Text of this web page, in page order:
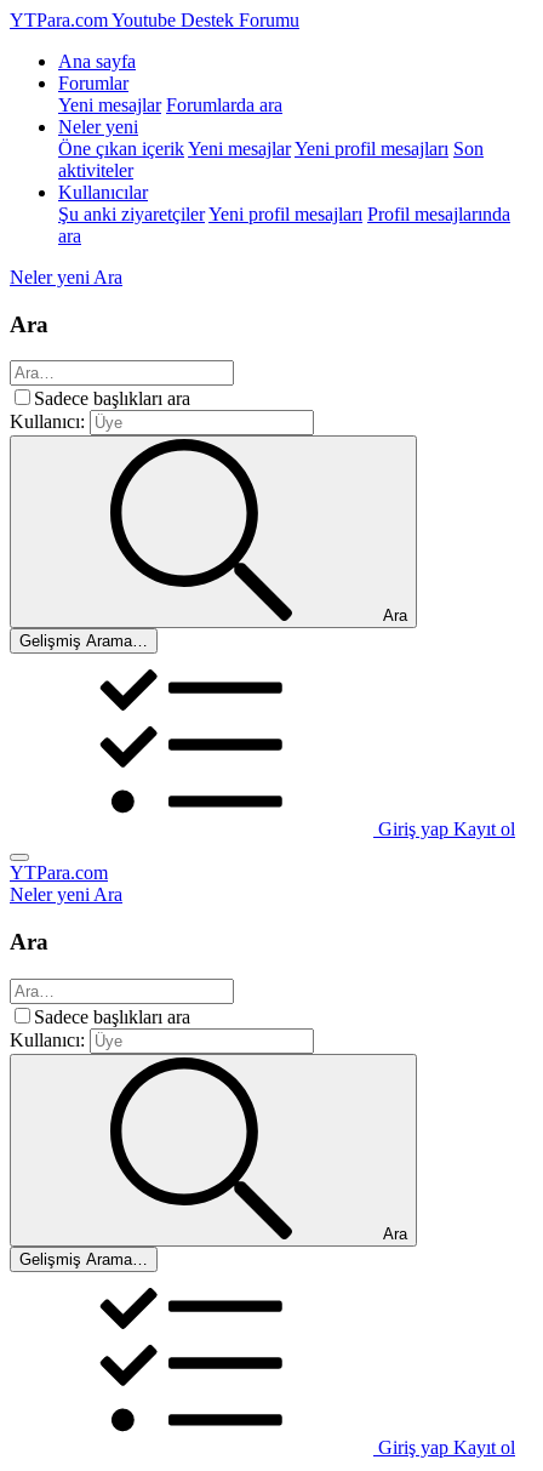
YTPara.comYoutube Destek Forumu
Ana sayfa
Forumlar
Yeni mesajlar Forumlarda ara
Neler yeni
Öne çıkan içerikYeni mesajlarYeni profil mesajları Son
aktiviteler
Kullanıcılar
Şu anki ziyaretçilerYeni profil mesajları Profil mesajlarında
ara
Neler yeni Ara
Ara
Sadece başlıkları ara
Kullanıcı:
Ara
Gelişmiş Arama…
Giriş yap Kayıt ol
YTPara.com
Neler yeniAra
Ara
Sadece başlıkları ara
Kullanıcı:
Ara
Gelişmiş Arama…
Giriş yap Kayıt ol